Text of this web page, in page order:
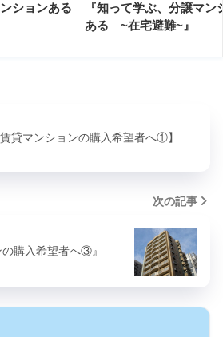
ションある
『知って学ぶ、分譲マン
ある ~在宅避難~』
賃貸マンションの購入希望者へ①】
次の記事
の購入希望者へ③』